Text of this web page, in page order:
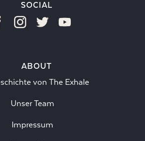
SOCIAL
ABOUT
von The Exhale
Unser Team
Impressum